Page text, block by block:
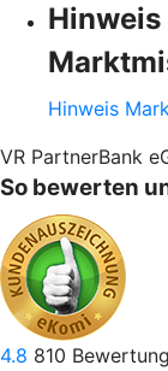
Hinweis
Hinweis
VR PartnerBank
So bewerten
4.8 810